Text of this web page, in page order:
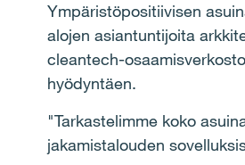
Ympäristöpositiivisen
alojen asiantuntijoita
cleantech-
hyödyntäen.
"Tarkastelimme koko
jakamistalouden